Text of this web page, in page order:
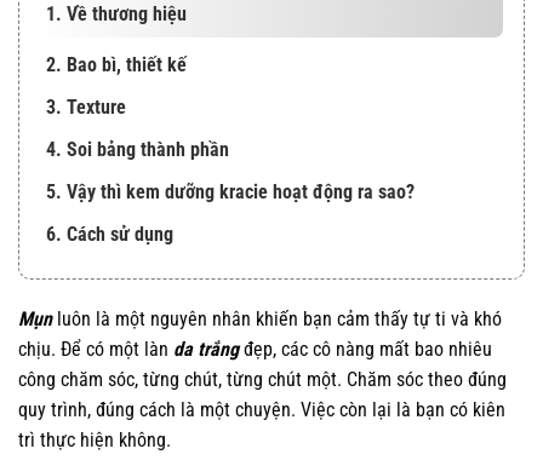
1. Về thương hiệu
2. Bao bì, thiết kế
3. Texture
4. Soi bảng thành phần
5. Vậy thì kem dưỡng kracie hoạt động ra sao?
6. Cách sử dụng
Mụnluôn là một nguyên nhân khiến bạn cảm thấy tự ti và khó
chịu. Để có một làn da trắngđẹp, các cô nàng mất bao nhiêu
công chăm sóc, từng chút, từng chút một. Chăm sóc theo đúng
quy trình, đúng cách là một chuyện. Việc còn lại là bạn có kiên
trì thực hiện không.